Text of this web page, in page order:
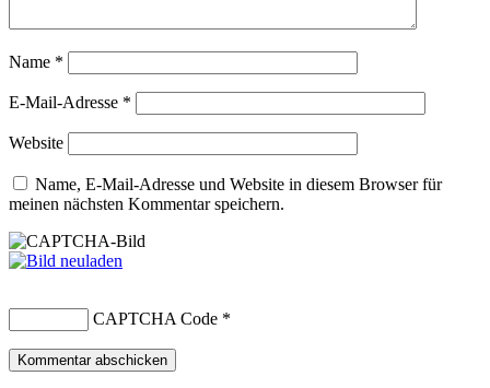
Name *
E-Mail-Adresse *
Website
Name, E-Mail-Adresse und Website in diesem Browser für
meinen nächsten Kommentar speichern.
CAPTCHA Code *